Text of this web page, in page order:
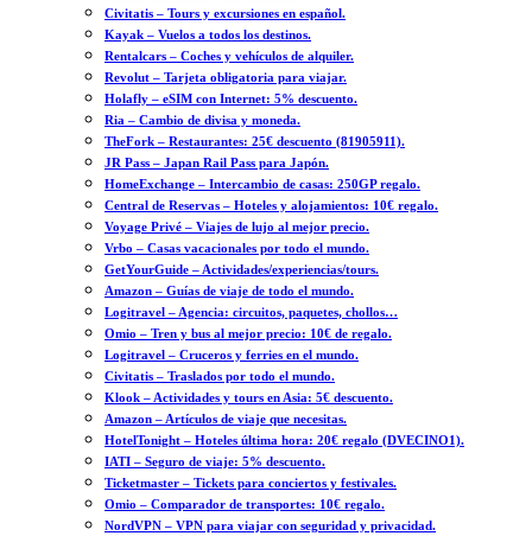
Civitatis – Tours y excursiones en español.
Kayak – Vuelos a todos los destinos.
Rentalcars – Coches y vehículos de alquiler.
Revolut – Tarjeta obligatoria para viajar.
Holafly – eSIM con Internet: 5% descuento.
Ria – Cambio de divisa y moneda.
TheFork – Restaurantes: 25€ descuento (81905911).
JR Pass – Japan Rail Pass para Japón.
HomeExchange – Intercambio de casas: 250GP regalo.
Central de Reservas – Hoteles y alojamientos: 10€ regalo.
Voyage Privé – Viajes de lujo al mejor precio.
Vrbo – Casas vacacionales por todo el mundo.
GetYourGuide – Actividades/experiencias/tours.
Amazon – Guías de viaje de todo el mundo.
Logitravel – Agencia: circuitos, paquetes, chollos…
Omio – Tren y bus al mejor precio: 10€ de regalo.
Logitravel – Cruceros y ferries en el mundo.
Civitatis – Traslados por todo el mundo.
Klook – Actividades y tours en Asia: 5€ descuento.
Amazon – Artículos de viaje que necesitas.
HotelTonight – Hoteles última hora: 20€ regalo (DVECINO1).
IATI – Seguro de viaje: 5% descuento.
Ticketmaster – Tickets para conciertos y festivales.
Omio – Comparador de transportes: 10€ regalo.
NordVPN – VPN para viajar con seguridad y privacidad.